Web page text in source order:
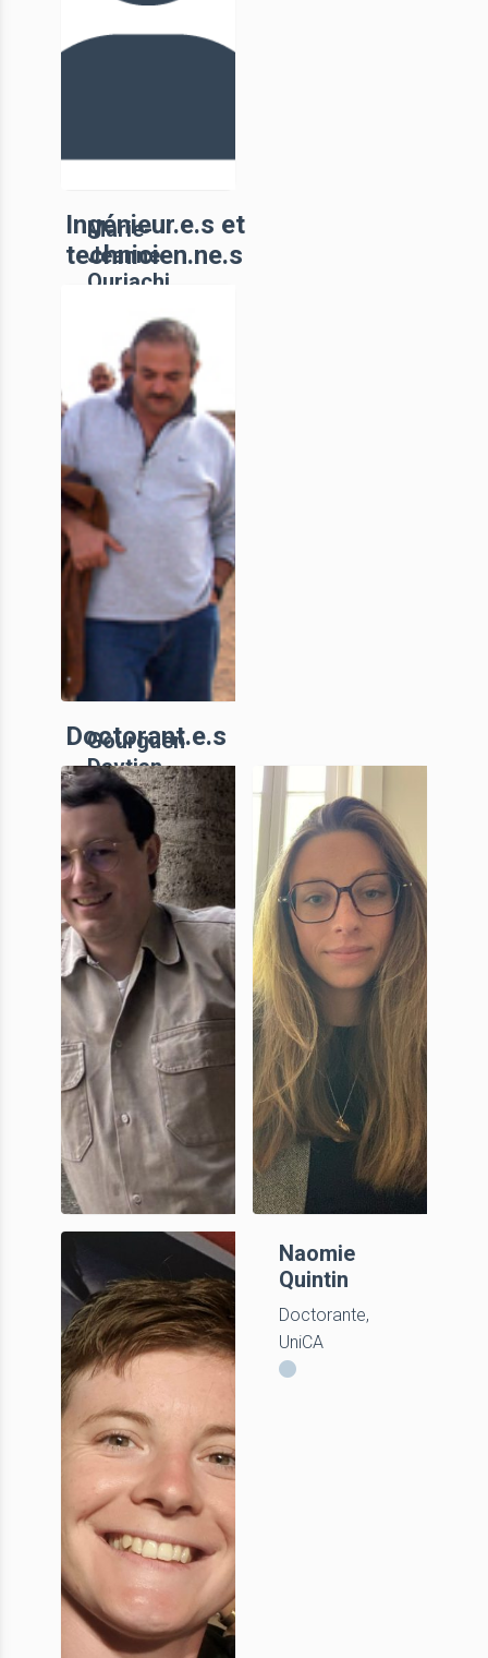
antiques
Marie-
Jeanne
Ouriachi
MC, UniCA
Ingénieur.e.s et
technicien.ne.s
Gourguen
Davtian
Membre
associé
Doctorant.e.s
Arthur Le
Goff
Doctorant,
UniCA
Naomie
Quintin
Doctorante,
UniCA